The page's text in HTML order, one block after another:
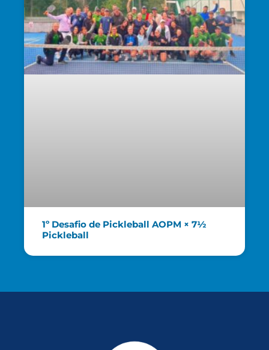
1º Desafio de Pickleball AOPM × 7½
Pickleball